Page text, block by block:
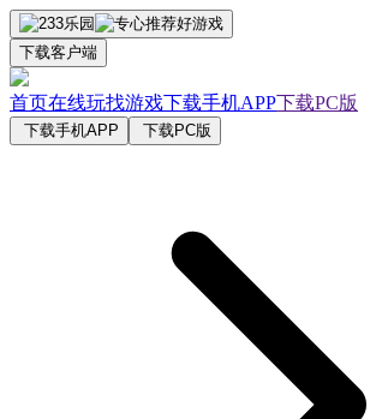
下载客户端
首页在线玩找游戏下载手机APP下载PC版
下载手机APP 下载PC版